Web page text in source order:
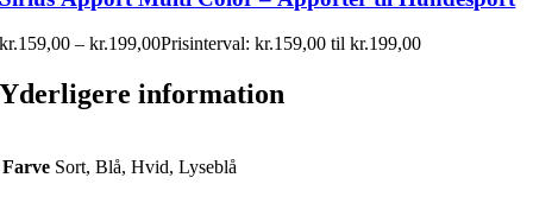
kr.159,00 – kr.199,00Prisinterval: kr.159,00 til kr.199,00
Yderligere information
Farve Sort, Blå, Hvid, Lyseblå